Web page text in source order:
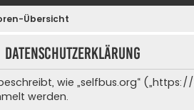
Übersicht
wie „selfbus.org“
werden.